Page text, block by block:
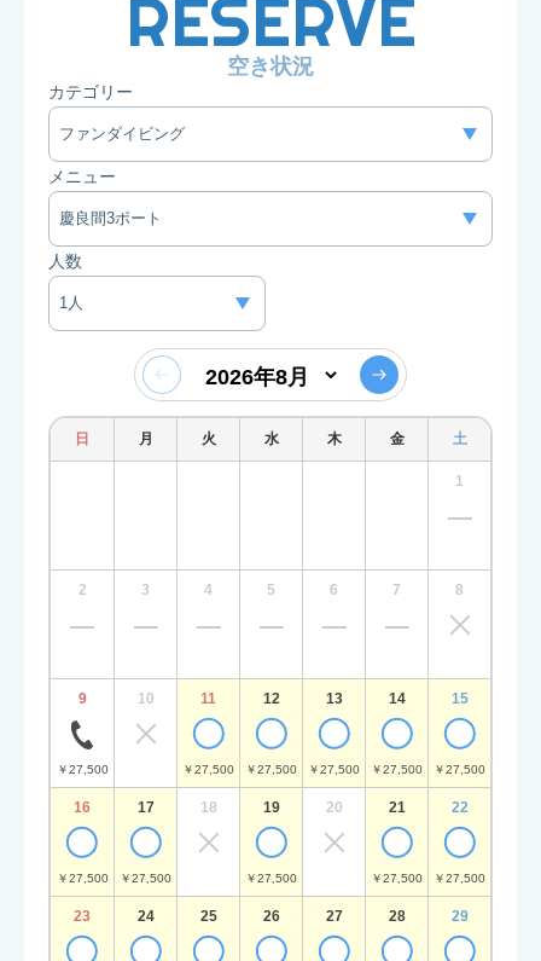
RESERVE
空き状況
カテゴリー
メニュー
人数
日 月 火 水 木 金 土
1
2 3 4 5 6 7 8
9
￥27,500
10 11
￥27,500
12
￥27,500
13
￥27,500
14
￥27,500
15
￥27,500
16
￥27,500
17
￥27,500
18 19
￥27,500
20 21
￥27,500
22
￥27,500
23 24 25 26 27 28 29